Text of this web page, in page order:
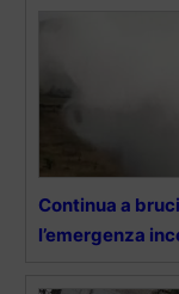
Continua a
l’emergenza